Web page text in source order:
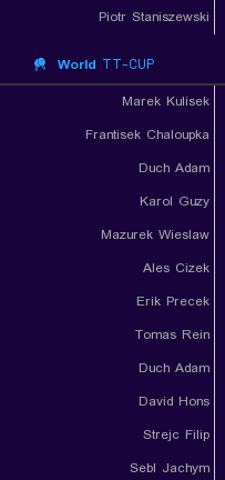
Piotr Staniszewski
World TT-CUP
Marek Kulisek
Frantisek Chaloupka
Duch Adam
Karol Guzy
Mazurek Wieslaw
Ales Cizek
Erik Precek
Tomas Rein
Duch Adam
David Hons
Strejc Filip
Sebl Jachym